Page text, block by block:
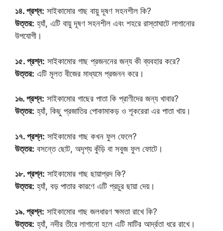
১৪. প্রশ্ন: সাইকামোর গাছ বায়ু দূষণ সহনশীল কি?
উত্তর: হ্যাঁ, এটি বায়ু দূষণ সহনশীল এবং শহরে রাস্তাঘাটে লাগানোর
উপযোগী।
১৫. প্রশ্ন: সাইকামোর গাছ প্রজননের জন্য কী ব্যবহার করে?
উত্তর: এটি মূলত বীজের মাধ্যমে প্রজনন করে।
১৬. প্রশ্ন: সাইকামোর গাছের পাতা কি প্রাণীদের জন্য খাবার?
উত্তর: হ্যাঁ, কিছু প্রজাতির পোকামাকড় ও শূকরেরা এর পাতা খায়।
১৭. প্রশ্ন: সাইকামোর গাছ কখন ফুল ফেলে?
উত্তর: বসন্তে ছোট, অদৃশ্য কুঁড়ি বা সবুজ ফুল ফোটে।
১৮. প্রশ্ন: সাইকামোর গাছ ছায়াপ্রদ কি?
উত্তর: হ্যাঁ, বড় পাতার কারণে এটি প্রচুর ছায়া দেয়।
১৯. প্রশ্ন: সাইকামোর গাছ জলধারণ ক্ষমতা রাখে কি?
উত্তর: হ্যাঁ, নদীর তীরে লাগানো হলে এটি মাটির আর্দ্রতা ধরে রাখে।